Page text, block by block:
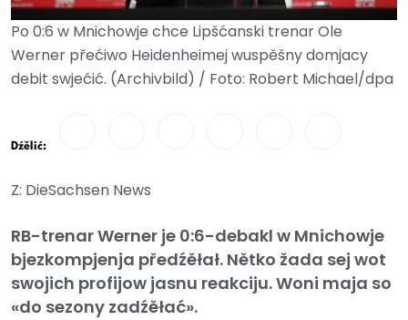
Po 0:6 w Mnichowje chce Lipšćanski trenar Ole
Werner přećiwo Heidenheimej wuspěšny domjacy
debit swjećić. (Archivbild) / Foto: Robert Michael/dpa
Dźělić:
Z: DieSachsen News
RB-trenar Werner je 0:6-debakl w Mnichowje
bjezkompjenja předźěłał. Nětko žada sej wot
swojich profijow jasnu reakciju. Woni maja so
«do sezony zadźěłać».